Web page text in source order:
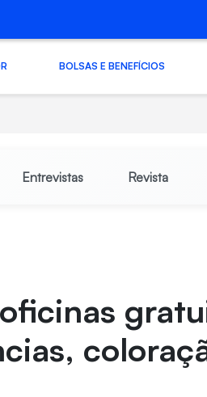
BOLSAS E BENEFÍCIOS
Entrevistas Revista